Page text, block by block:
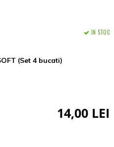
(Set 4 bucati)
IN STOC
14,00 LEI